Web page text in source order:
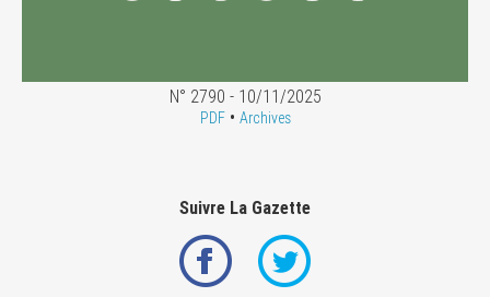
N° 2790 - 10/11/2025
PDF• Archives
Suivre La Gazette